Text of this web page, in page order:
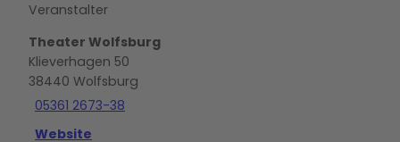
Veranstalter
Theater Wolfsburg
Klieverhagen 50
38440 Wolfsburg
05361 2673-38
Website